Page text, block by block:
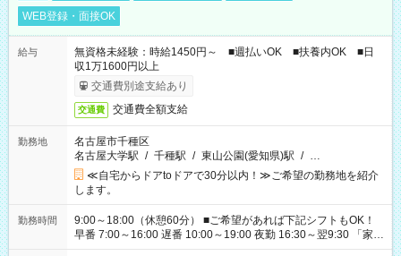
WEB登録・面接OK
給与
無資格未経験：時給1450円～ ■週払いOK ■扶養内OK ■日
収1万1600円以上
交通費別途支給あり
交通費 交通費全額支給
勤務地
名古屋市千種区
名古屋大学駅 / 千種駅 / 東山公園(愛知県)駅 / …
≪自宅からドアtoドアで30分以内！≫ご希望の勤務地を紹介
します。
勤務時間
9:00～18:00（休憩60分） ■ご希望があれば下記シフトもOK！
早番 7:00～16:00 遅番 10:00～19:00 夜勤 16:30～翌9:30 「家族
と休みを合わせたい」 「余裕を持って夕飯の準備がしたい」